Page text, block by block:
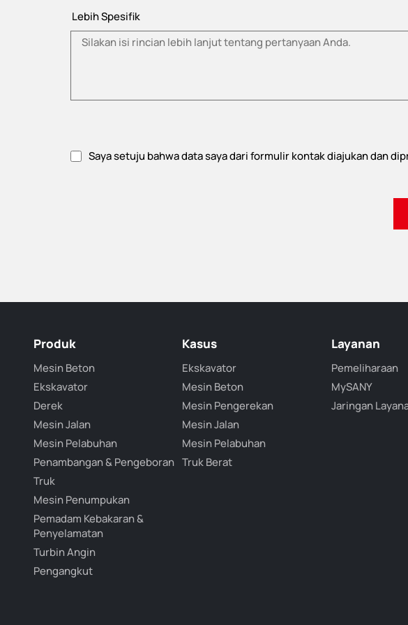
Lebih Spesifik
Saya setuju bahwa data saya dari formulir kontak diajukan dan
Produk
Mesin Beton
Ekskavator
Derek
Mesin Jalan
Mesin Pelabuhan
Penambangan & Pengeboran
Truk
Mesin Penumpukan
Pemadam Kebakaran &
Penyelamatan
Turbin Angin
Pengangkut
Kasus
Ekskavator
Mesin Beton
Mesin Pengerekan
Mesin Jalan
Mesin Pelabuhan
Truk Berat
Layanan
Pemeliharaan
MySANY
Jaringan